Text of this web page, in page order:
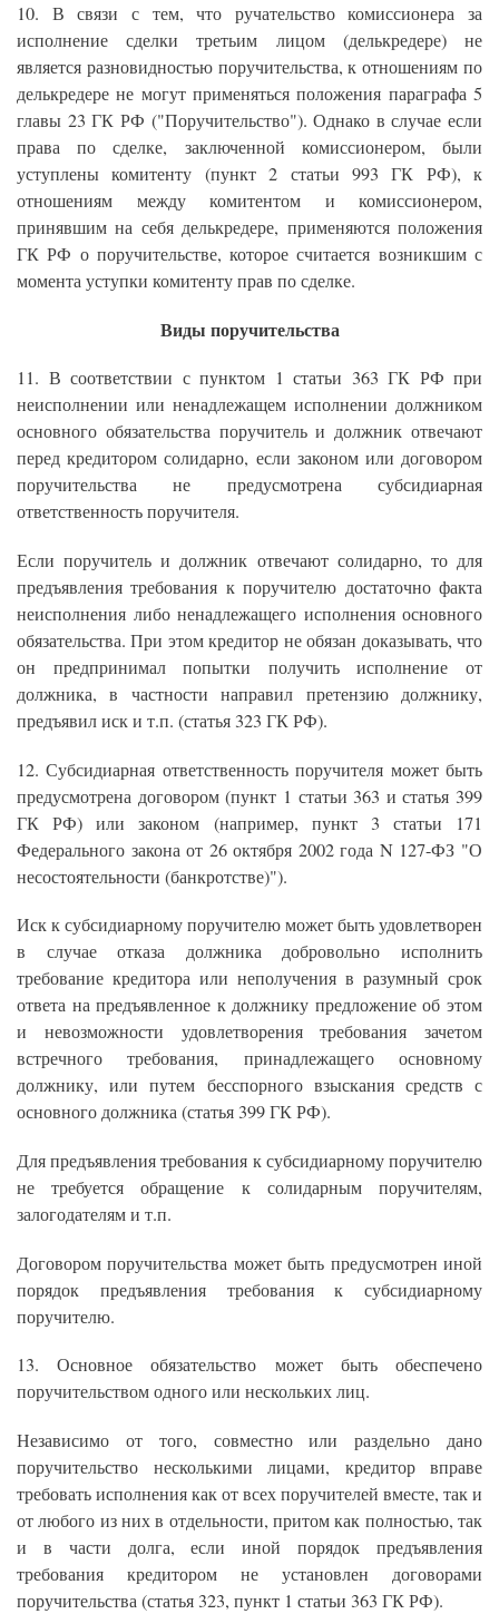
10. В связи с тем, что ручательство комиссионера за
исполнение сделки третьим лицом (делькредере) не
является разновидностью поручительства, к отношениям по
делькредере не могут применяться положения параграфа 5
главы 23 ГК РФ ("Поручительство"). Однако в случае если
права по сделке, заключенной комиссионером, были
уступлены комитенту (пункт 2 статьи 993 ГК РФ), к
отношениям между комитентом и комиссионером,
принявшим на себя делькредере, применяются положения
ГК РФ о поручительстве, которое считается возникшим с
момента уступки комитенту прав по сделке.
Виды поручительства
11. В соответствии с пунктом 1 статьи 363 ГК РФ при
неисполнении или ненадлежащем исполнении должником
основного обязательства поручитель и должник отвечают
перед кредитором солидарно, если законом или договором
поручительства не предусмотрена субсидиарная
ответственность поручителя.
Если поручитель и должник отвечают солидарно, то для
предъявления требования к поручителю достаточно факта
неисполнения либо ненадлежащего исполнения основного
обязательства. При этом кредитор не обязан доказывать, что
он предпринимал попытки получить исполнение от
должника, в частности направил претензию должнику,
предъявил иск и т.п. (статья 323 ГК РФ).
12. Субсидиарная ответственность поручителя может быть
предусмотрена договором (пункт 1 статьи 363 и статья 399
ГК РФ) или законом (например, пункт 3 статьи 171
Федерального закона от 26 октября 2002 года N 127-ФЗ "О
несостоятельности (банкротстве)").
Иск к субсидиарному поручителю может быть удовлетворен
в случае отказа должника добровольно исполнить
требование кредитора или неполучения в разумный срок
ответа на предъявленное к должнику предложение об этом
и невозможности удовлетворения требования зачетом
встречного требования, принадлежащего основному
должнику, или путем бесспорного взыскания средств с
основного должника (статья 399 ГК РФ).
Для предъявления требования к субсидиарному поручителю
не требуется обращение к солидарным поручителям,
залогодателям и т.п.
Договором поручительства может быть предусмотрен иной
порядок предъявления требования к субсидиарному
поручителю.
13. Основное обязательство может быть обеспечено
поручительством одного или нескольких лиц.
Независимо от того, совместно или раздельно дано
поручительство несколькими лицами, кредитор вправе
требовать исполнения как от всех поручителей вместе, так и
от любого из них в отдельности, притом как полностью, так
и в части долга, если иной порядок предъявления
требования кредитором не установлен договорами
поручительства (статья 323, пункт 1 статьи 363 ГК РФ).